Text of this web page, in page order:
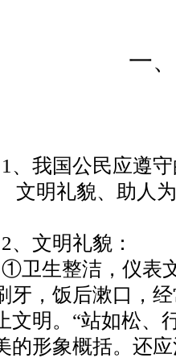
一
1 、我国公民应遵
文明礼貌、助人
2、文明礼貌：
①卫生整洁，仪表
牙，饭后漱口，
文明。“站如松、
的形象概括。还